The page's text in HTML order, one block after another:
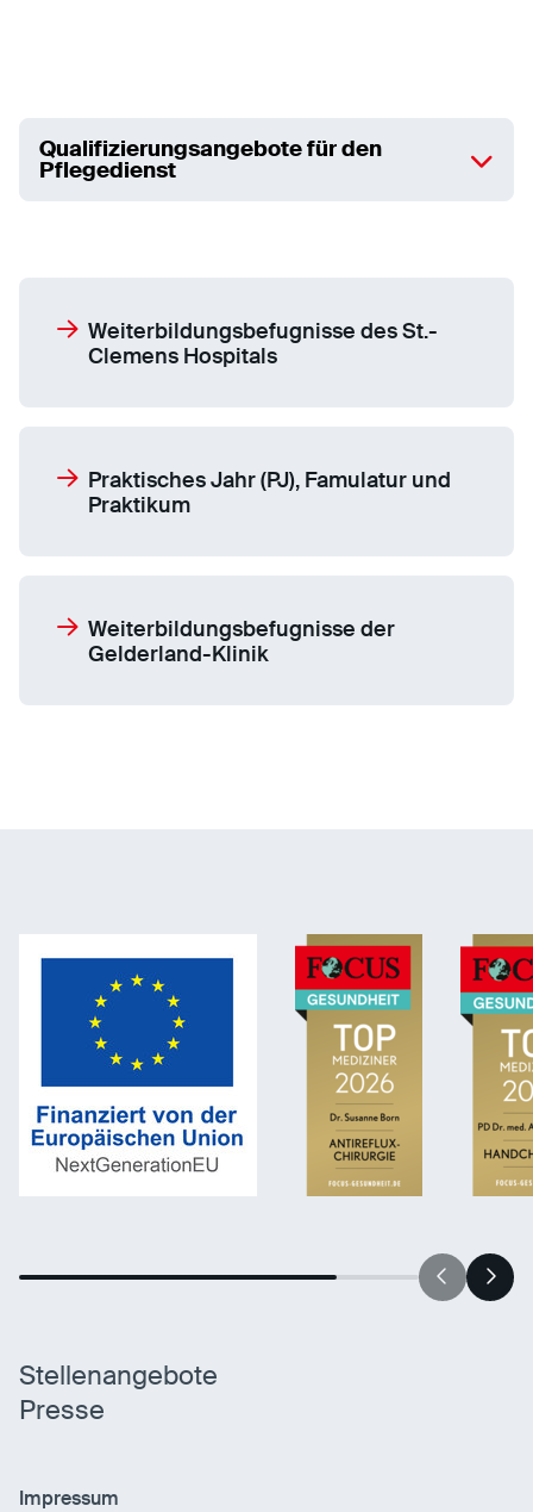
Qualifizierungsangebote für den
Pflegedienst
Weiterbildungsbefugnisse des St.-
Clemens Hospitals
Praktisches Jahr (PJ), Famulatur und
Praktikum
Weiterbildungsbefugnisse der
Gelderland-Klinik
Stellenangebote
Presse
Impressum
Matomo
Anbieter:Matomo